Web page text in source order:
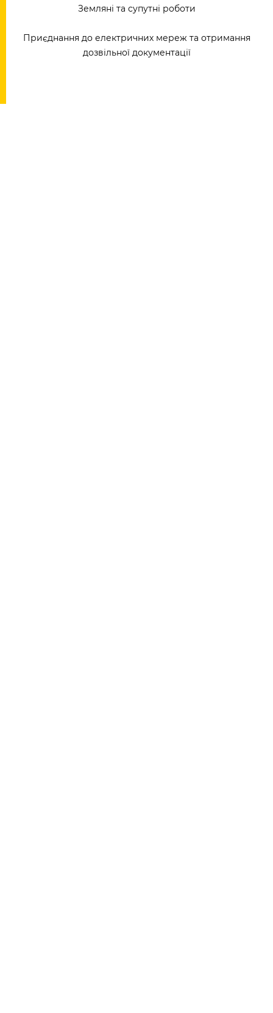
Земляні та супутні роботи
Приєднання до електричних мереж та отримання
дозвільної документації